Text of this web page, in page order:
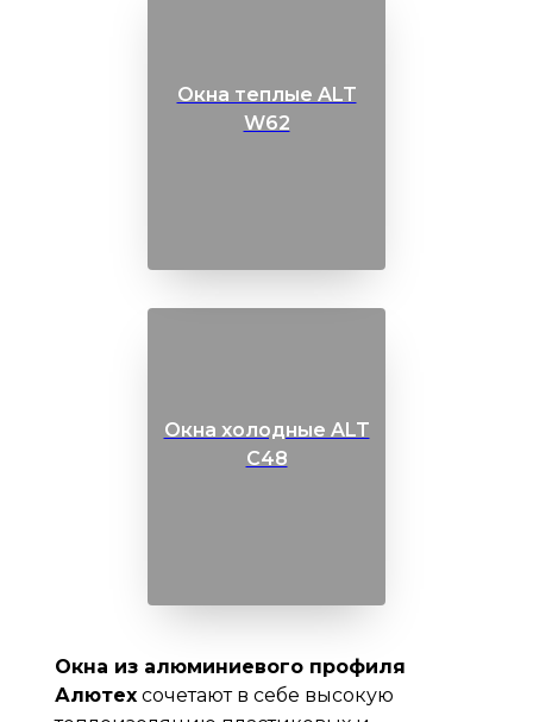
Окна теплые ALT
W62
Окна холодные ALT
C48
Окна из алюминиевого профиля
Алютехсочетают в себе высокую